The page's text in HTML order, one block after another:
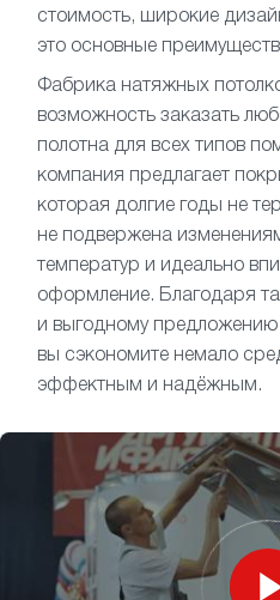
стоимость, широкие
это основные
Фабрика натяжных
возможность заказать
полотна для всех типов
компания предлагает
которая долгие годы не
не подвержена
температур и идеально
оформление. Благодаря
и выгодному предложению
вы сэкономите немало
эффектным и надёжным.